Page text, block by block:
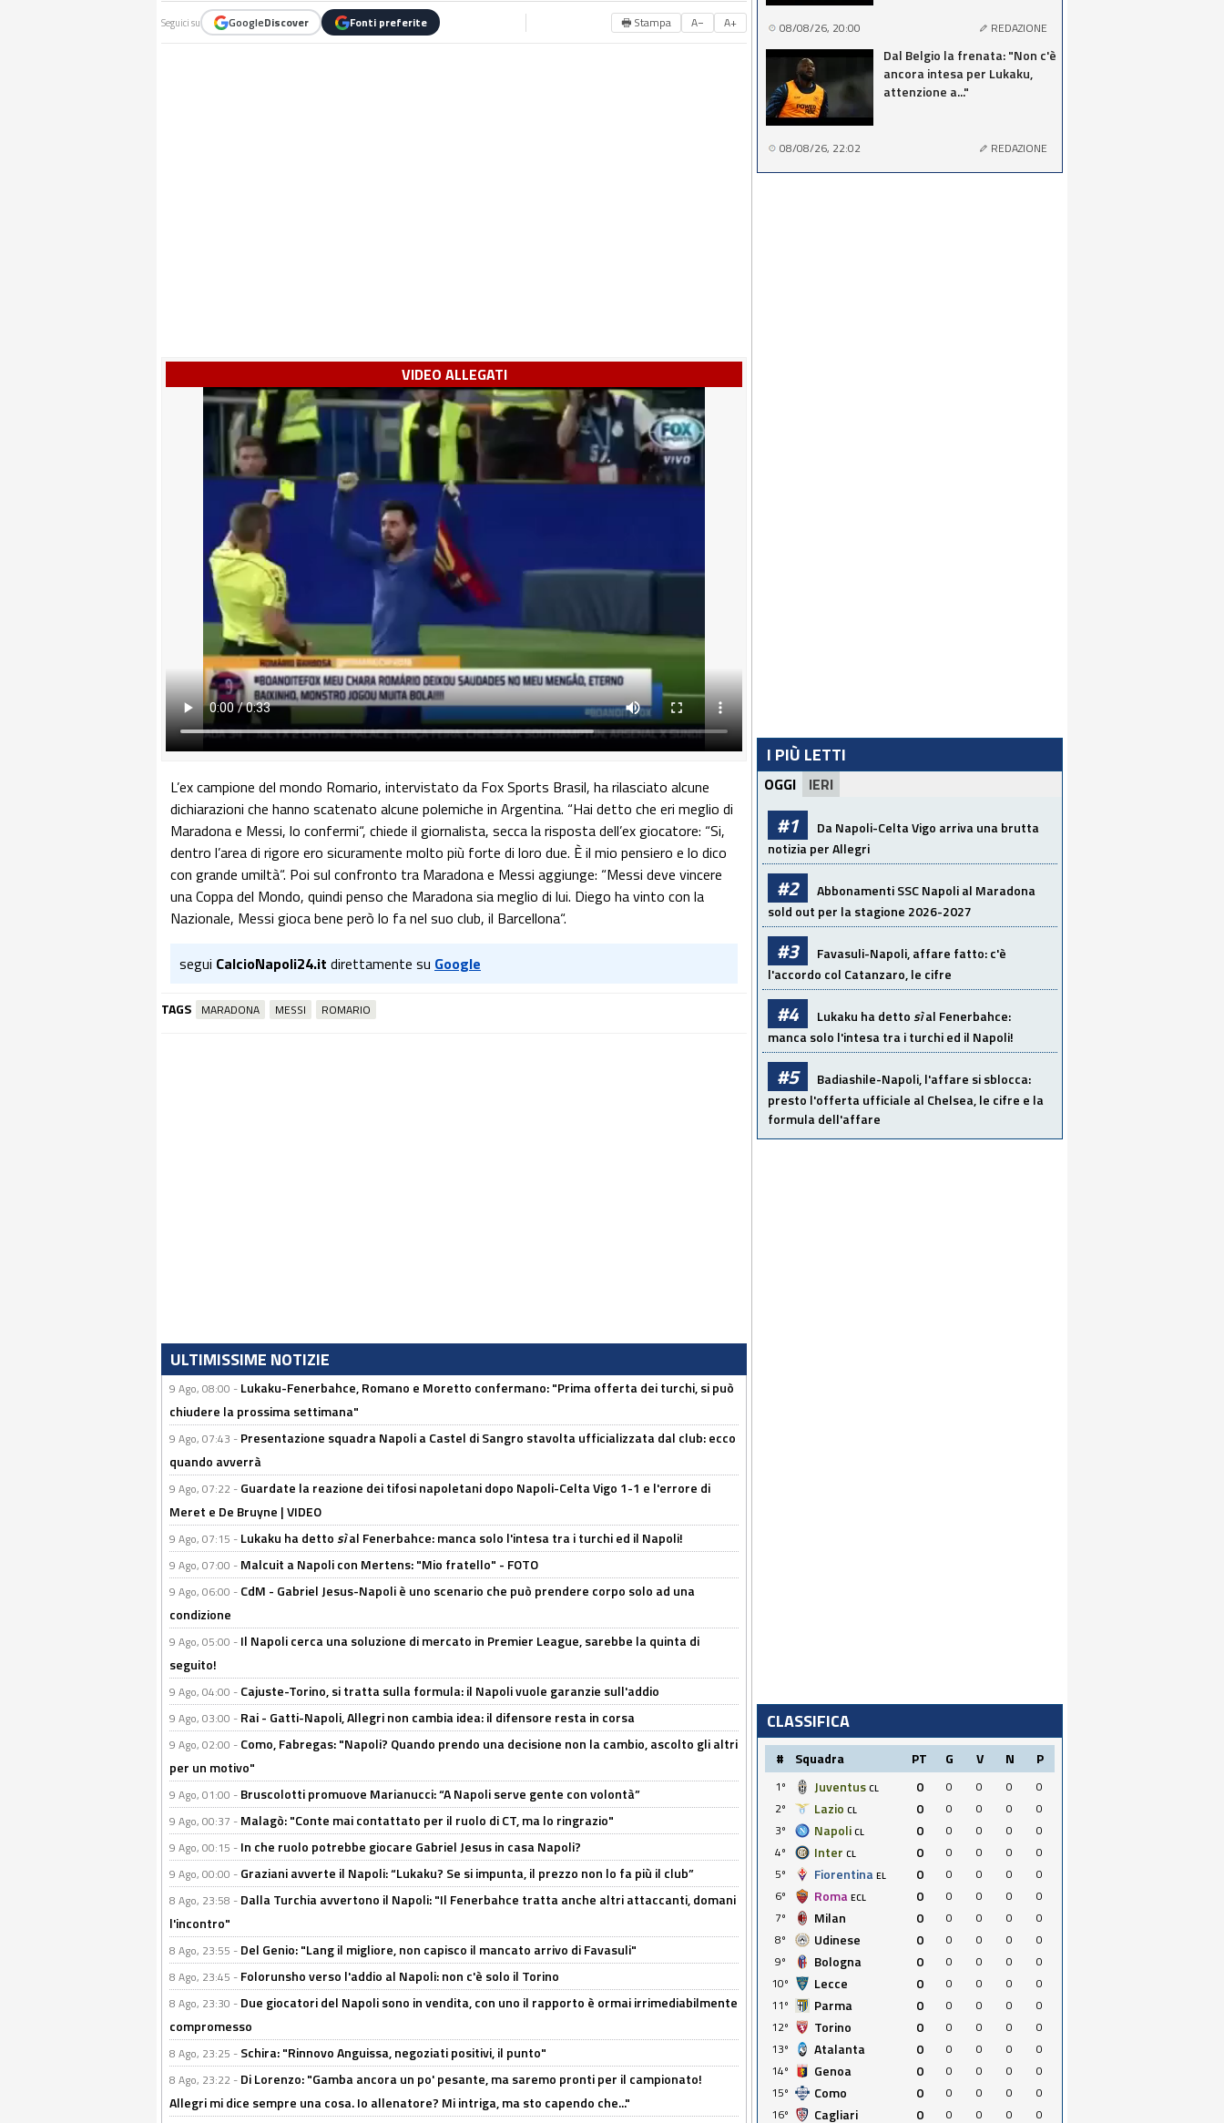
Seguici su GoogleDiscover Fonti preferite 🖶 Stampa A− A+
VIDEO ALLEGATI
L’ex campione del mondo Romario, intervistato da Fox Sports Brasil, ha rilasciato alcune
dichiarazioni che hanno scatenato alcune polemiche in Argentina. “Hai detto che eri meglio di
Maradona e Messi, lo confermi“, chiede il giornalista, secca la risposta dell’ex giocatore: “Si,
dentro l’area di rigore ero sicuramente molto più forte di loro due. È il mio pensiero e lo dico
con grande umiltà“. Poi sul confronto tra Maradona e Messi aggiunge: “Messi deve vincere
una Coppa del Mondo, quindi penso che Maradona sia meglio di lui. Diego ha vinto con la
Nazionale, Messi gioca bene però lo fa nel suo club, il Barcellona“.
segui CalcioNapoli24.it direttamente su Google
TAGS MARADONA MESSI ROMARIO
ULTIMISSIME NOTIZIE
9 Ago, 08:00 - Lukaku-Fenerbahce, Romano e Moretto confermano: "Prima offerta dei turchi, si può
chiudere la prossima settimana"
9 Ago, 07:43 - Presentazione squadra Napoli a Castel di Sangro stavolta ufficializzata dal club: ecco
quando avverrà
9 Ago, 07:22 - Guardate la reazione dei tifosi napoletani dopo Napoli-Celta Vigo 1-1 e l'errore di
Meret e De Bruyne | VIDEO
9 Ago, 07:15 - Lukaku ha dettosìal Fenerbahce: manca solo l'intesa tra i turchi ed il Napoli!
9 Ago, 07:00 - Malcuit a Napoli con Mertens: "Mio fratello" - FOTO
9 Ago, 06:00 - CdM - Gabriel Jesus-Napoli è uno scenario che può prendere corpo solo ad una
condizione
9 Ago, 05:00 - Il Napoli cerca una soluzione di mercato in Premier League, sarebbe la quinta di
seguito!
9 Ago, 04:00 - Cajuste-Torino, si tratta sulla formula: il Napoli vuole garanzie sull'addio
9 Ago, 03:00 - Rai - Gatti-Napoli, Allegri non cambia idea: il difensore resta in corsa
9 Ago, 02:00 - Como, Fabregas: "Napoli? Quando prendo una decisione non la cambio, ascolto gli altri
per un motivo"
9 Ago, 01:00 - Bruscolotti promuove Marianucci: “A Napoli serve gente con volontà”
9 Ago, 00:37 - Malagò: "Conte mai contattato per il ruolo di CT, ma lo ringrazio"
9 Ago, 00:15 - In che ruolo potrebbe giocare Gabriel Jesus in casa Napoli?
9 Ago, 00:00 - Graziani avverte il Napoli: “Lukaku? Se si impunta, il prezzo non lo fa più il club”
8 Ago, 23:58 - Dalla Turchia avvertono il Napoli: "Il Fenerbahce tratta anche altri attaccanti, domani
l'incontro"
8 Ago, 23:55 - Del Genio: "Lang il migliore, non capisco il mancato arrivo di Favasuli"
8 Ago, 23:45 - Folorunsho verso l'addio al Napoli: non c'è solo il Torino
8 Ago, 23:30 - Due giocatori del Napoli sono in vendita, con uno il rapporto è ormai irrimediabilmente
compromesso
8 Ago, 23:25 - Schira: "Rinnovo Anguissa, negoziati positivi, il punto"
8 Ago, 23:22 - Di Lorenzo: "Gamba ancora un po' pesante, ma saremo pronti per il campionato!
Allegri mi dice sempre una cosa. Io allenatore? Mi intriga, ma sto capendo che..."
08/08/26, 20:00 REDAZIONE
Dal Belgio la frenata: "Non c'è
ancora intesa per Lukaku,
attenzione a..."
08/08/26, 22:02 REDAZIONE
I PIÙ LETTI
OGGI IERI
#1
Da Napoli-Celta Vigo arriva una brutta
notizia per Allegri
#2
Abbonamenti SSC Napoli al Maradona
sold out per la stagione 2026-2027
#3
Favasuli-Napoli, affare fatto: c'è
l'accordo col Catanzaro, le cifre
#4 Lukaku ha dettosìal Fenerbahce:
manca solo l'intesa tra i turchi ed il Napoli!
#5
Badiashile-Napoli, l'affare si sblocca:
presto l'offerta ufficiale al Chelsea, le cifre e la
formula dell'affare
CLASSIFICA
# Squadra PT G V N P
1º Juventus CL 0 0 0 0
0
2º
Lazio CL 0 0 0 0
0
3º
Napoli CL 0 0 0 0
0
4º
Inter CL 0 0 0 0
0
5º
Fiorentina EL 0 0 0 0
0
6º
Roma ECL 0 0 0 0
0
7º
Milan 0 0 0 0
0
8º
Udinese 0 0 0 0
0
9º
Bologna 0 0 0 0
0
10º
Lecce 0 0 0 0
0
11º
Parma 0 0 0 0
0
12º
Torino 0 0 0 0
0
13º
Atalanta 0 0 0 0
0
14º
Genoa 0 0 0 0
0
15º
Como 0 0 0 0
0
16º
Cagliari 0 0 0 0 0